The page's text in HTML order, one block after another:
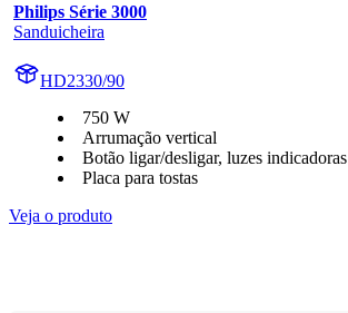
Philips Série 3000
Sanduicheira
HD2330/90
750 W
Arrumação vertical
Botão ligar/desligar, luzes indicadoras
Placa para tostas
Veja o produto